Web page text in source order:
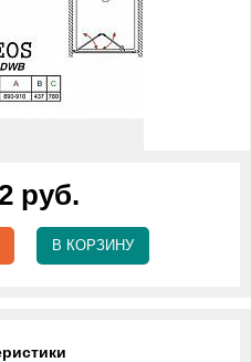
руб.
В КОРЗИНУ